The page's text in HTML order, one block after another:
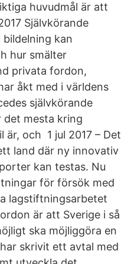
huvudmål är att
Självkörande
kan
hur smälter
privata fordon,
åkt med i världens
självkörande
mesta kring
är, och 1 jul 2017 – Det
land där ny innovativ
kan testas. Nu
för försök med
lagstiftningsarbetet
är att Sverige i så
ska möjliggöra en
skrivit ett avtal med